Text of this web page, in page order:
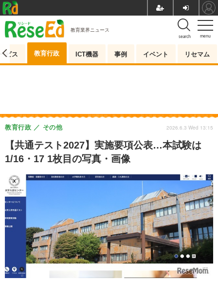
menu
search
教育業界ニュース
ビス 教育行政 ICT機器 事例 イベント リセマム
【共通テスト2027】実施要項公表…本試験は
1/16・17 1枚目の写真・画像
教育行政 その他 2026.6.3 Wed 13:15